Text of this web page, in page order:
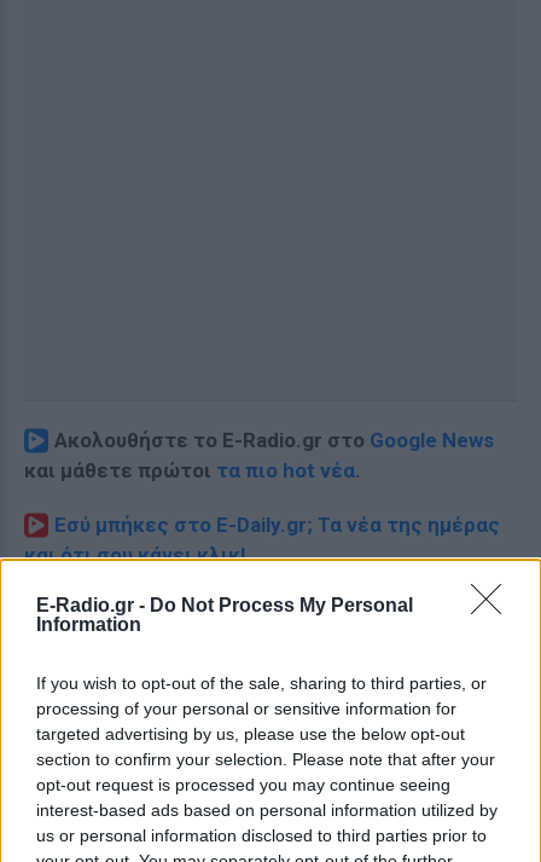
E-Radio.gr - Do Not Process My Personal
Information
If you wish to opt-out of the sale, sharing to third parties, or
processing of your personal or sensitive information for
targeted advertising by us, please use the below opt-out
section to confirm your selection. Please note that after your
opt-out request is processed you may continue seeing
interest-based ads based on personal information utilized by
us or personal information disclosed to third parties prior to
Ακολουθήστε το E-Radio.gr στο Google News
και μάθετε πρώτοι τα πιο hot νέα.
Εσύ μπήκες στο E-Daily.gr; Τα νέα της ημέρας
και ότι σου κάνει κλικ!
Ακολουθήστε το E-Radio.gr και στο Instagram